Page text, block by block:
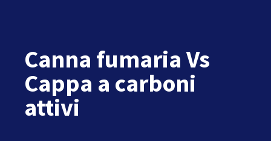
Canna fumaria Vs
Cappa a carboni
attivi